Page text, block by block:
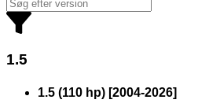
1.5
1.5 (110 hp) [2004-2026]